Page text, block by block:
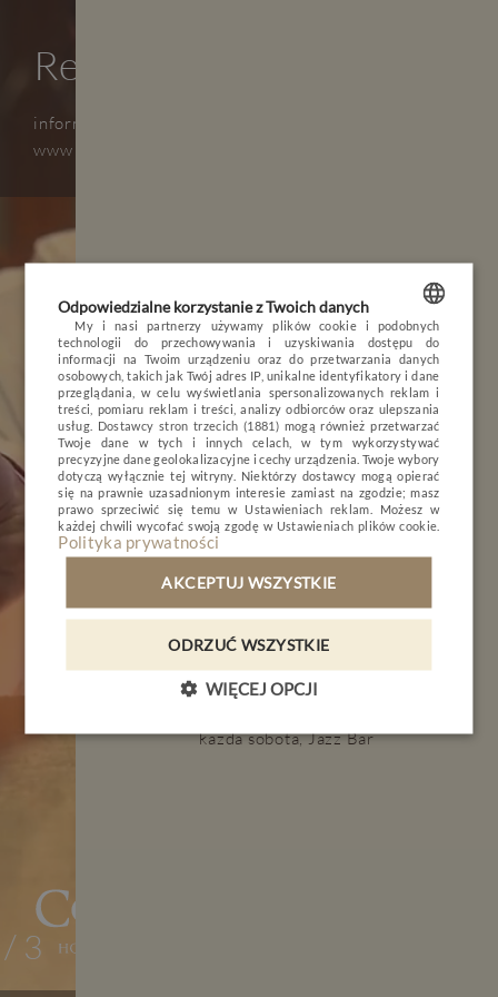
IMIENINY
Augustyna,Patrycja
JUŻ ZA 46 DNI
Długi weekend listopadowy
WYDARZENIA
Bied Piastów
od 07.09.2019 11:00 do 14:00
Kino plenerowe
każda sobota, Jazz Bar
Restauracja
informacje na stronie
www
3
POLISH
ENGLISH
GERMAN
CZECH
Odpowiedzialne korzystanie z Twoich danych
My i nasi partnerzy używamy plików cookie i podobnych
technologii do przechowywania i uzyskiwania dostępu do
informacji na Twoim urządzeniu oraz do przetwarzania danych
osobowych, takich jak Twój adres IP, unikalne identyfikatory i dane
przeglądania, w celu wyświetlania spersonalizowanych reklam i
treści, pomiaru reklam i treści, analizy odbiorców oraz ulepszania
usług. Dostawcy stron trzecich (1881)mogą również przetwarzać
Twoje dane w tych i innych celach, w tym wykorzystywać
precyzyjne dane geolokalizacyjne i cechy urządzenia. Twoje wybory
dotyczą wyłącznie tej witryny. Niektórzy dostawcy mogą opierać
się na prawnie uzasadnionym interesie zamiast na zgodzie; masz
prawo sprzeciwić się temu w Ustawieniach reklam . Możesz w
każdej chwili wycofać swoją zgodę w Ustawieniach plików cookie
Polityka prywatności
AKCEPTUJ WSZYSTKIE
ODRZUĆ WSZYSTKIE
WIĘCEJ OPCJI